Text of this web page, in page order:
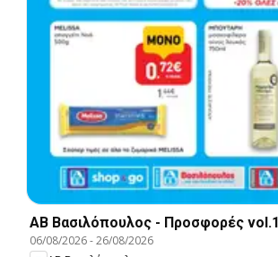
ΑΒ Βασιλόπουλος - Προσφορές vol.1
06/08/2026-26/08/2026